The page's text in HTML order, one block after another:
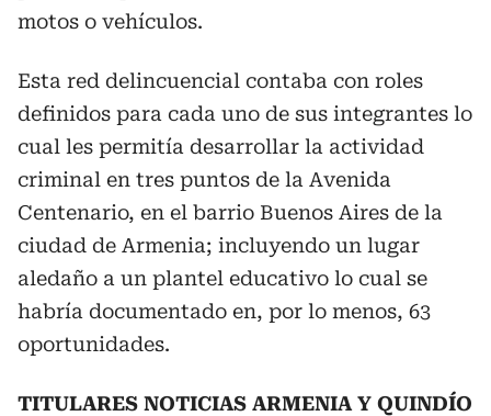
motos o vehículos.
Esta red delincuencial contaba con roles
definidos para cada uno de sus integrantes lo
cual les permitía desarrollar la actividad
criminal en tres puntos de la Avenida
Centenario, en el barrio Buenos Aires de la
ciudad de Armenia; incluyendo un lugar
aledaño a un plantel educativo lo cual se
habría documentado en, por lo menos, 63
oportunidades.
TITULARES NOTICIAS ARMENIA Y QUINDÍO